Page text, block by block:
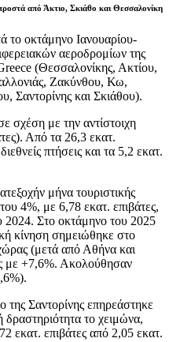
από Άκτιο, Σκιάθο και Θεσσαλονίκη
το οκτάμηνο Ιανουαρίου-
αεροδρομίων της
(Θεσσαλονίκης, Ακτίου,
Ζακύνθου, Κω,
Σαντορίνης και Σκιάθου).
σχέση με την αντίστοιχη
Από τα 26,3 εκατ.
πτήσεις και τα 5,2 εκατ.
μήνα τουριστικής
4%, με 6,78 εκατ. επιβάτες,
2024. Στο οκτάμηνο του 2025
κίνηση σημειώθηκε στο
(μετά από Αθήνα και
με +7,6%. Ακολούθησαν
της Σαντορίνης επηρεάστηκε
δραστηριότητα το χειμώνα,
εκατ. επιβάτες από 2,05 εκατ.